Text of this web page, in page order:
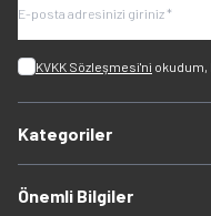
KVKK Sözleşmesi'ni okudum,
Kategoriler
Önemli Bilgiler